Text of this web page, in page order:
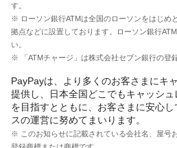
す。
※ ローソン銀行ATMは全国のローソンをはじめ
拠点などに設置しております。ローソン銀行
い。
※ 「ATMチャージ」は株式会社セブン銀行の登
PayPayは、より多くのお客さまにキ
提供し、日本全国どこでもキャッシ
を目指すとともに、お客さまに安心
スの運営に努めてまいります。
※ このお知らせに記載されている会社名、屋号